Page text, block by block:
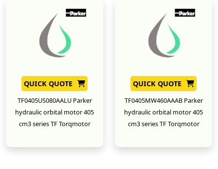
QUICK QUOTE
TF0405US080AALU Parker
hydraulic orbital motor 405
cm3 series TF Torqmotor
QUICK QUOTE
TF0405MW460AAAB Parker
hydraulic orbital motor 405
cm3 series TF Torqmotor